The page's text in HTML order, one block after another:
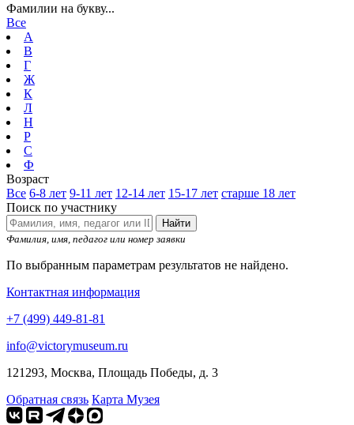
Фамилии на букву...
Все
А
В
Г
Ж
К
Л
Н
Р
С
Ф
Возраст
Все 6-8 лет 9-11 лет 12-14 лет 15-17 лет старше 18 лет
Поиск по участнику
Найти
Фамилия, имя, педагог или номер заявки
По выбранным параметрам результатов не найдено.
Контактная информация
+7 (499) 449-81-81
info@victorymuseum.ru
121293, Москва, Площадь Победы, д. 3
Обратная связь Карта Музея